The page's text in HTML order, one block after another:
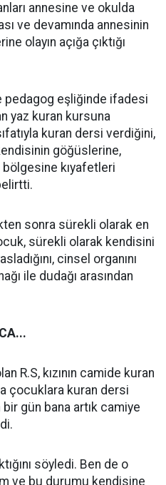
annesine ve okulda
ve devamında annesinin
olayın açığa çıktığı
pedagog eşliğinde ifadesi
yaz kuran kursuna
kuran dersi verdiğini,
göğüslerine,
bölgesine kıyafetleri
sonra sürekli olarak en
sürekli olarak kendisini
cinsel organını
ile dudağı arasından
R.S, kızının camide kuran
çocuklara kuran dersi
gün bana artık camiye
söyledi. Ben de o
ve bu durumu kendisine